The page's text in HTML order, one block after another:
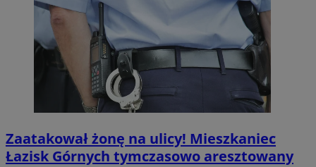
Zaatakował żonę na ulicy! Mieszkaniec
Łazisk Górnych tymczasowo aresztowany